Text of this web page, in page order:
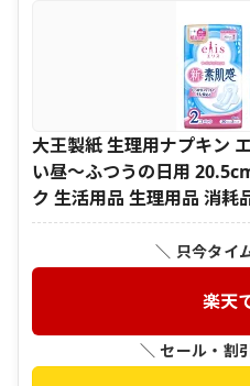
大王製紙 生理用ナプキン
い昼〜ふつうの日用
ク 生活用品 生理用品 消耗
＼ 只今タイ
楽天
＼ セール・割